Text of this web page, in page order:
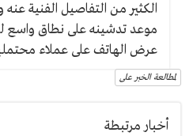
الكثير من التفاصيل الفنية
موعد تدشينه على نطاق واسع
عرض الهاتف على عملاء
لمطالعة الخبر على
أخبار مرتبطة